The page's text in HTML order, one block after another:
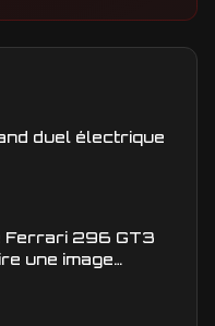
duel électrique
Ferrari 296 GT3
une image
la course